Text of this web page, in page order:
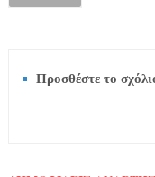
Προσθέστε το